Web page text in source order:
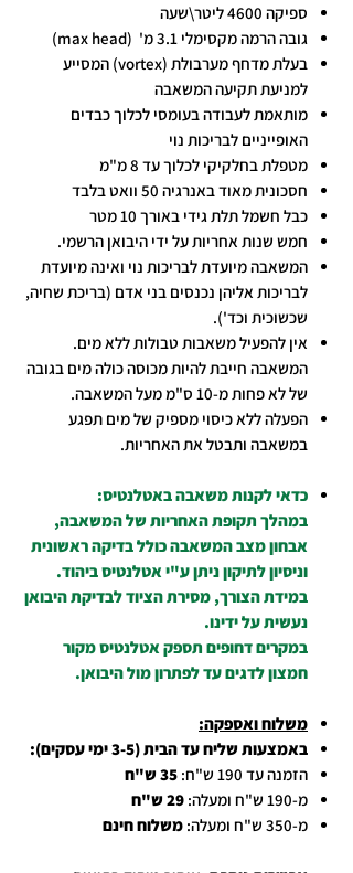
ספיקה 4600 ליטר\שעה
גובה הרמה מקסימלי 3.1 מ' (max head)
בעלת מדחף מערבולת (vortex) המסייע
למניעת תקיעה המשאבה
מותאמת לעבודה בעומסי לכלוך כבדים
האופייניים לבריכות נוי
מטפלת בחלקיקי לכלוך עד 8 מ"מ
חסכונית מאוד באנרגיה 50 וואט בלבד
כבל חשמל תלת גידי באורך 10 מטר
חמש שנות אחריות על ידי היבואן הרשמי.
המשאבה מיועדת לבריכות נוי ואינה מיועדת
לבריכות אליהן נכנסים בני אדם (בריכת שחיה,
שכשוכית וכד').
אין להפעיל משאבות טבולות ללא מים.
המשאבה חייבת להיות מכוסה כולה מים בגובה
של לא פחות מ-10 ס"מ מעל המשאבה.
הפעלה ללא כיסוי מספיק של מים תפגע
במשאבה ותבטל את האחריות.
כדאי לקנות משאבה באטלנטיס:
במהלך תקופת האחריות של המשאבה,
אבחון מצב המשאבה כולל בדיקה ראשונית
וניסיון לתיקון ניתן ע"י אטלנטיס ביהוד.
במידת הצורך, מסירת הציוד לבדיקת היבואן
נעשית על ידינו.
במקרים דחופים תספק אטלנטיס מקור
חמצון לדגים עד לפתרון מול היבואן.
משלוח ואספקה:
באמצעות שליח עד הבית (3-5 ימי עסקים):
הזמנה עד 190 ש"ח:
35 ש"ח
מ-190 ש"ח ומעלה:
29 ש"ח
מ-350 ש"ח ומעלה:
משלוח חינם